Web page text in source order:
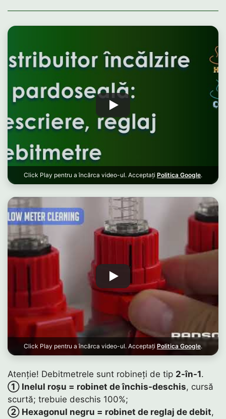
Click Play pentru a încărca video-ul. Acceptați Politica Google.
Click Play pentru a încărca video-ul. Acceptați Politica Google.
Atenție! Debitmetrele sunt robineți de tip 2-în-1.
① Inelul roșu = robinet de închis-deschis, cursă
scurtă; trebuie deschis 100%;
② Hexagonul negru = robinet de reglaj de debit,